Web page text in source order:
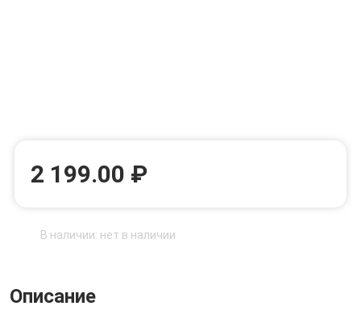
2 199.00 ₽
В наличии: нет в наличии
Описание